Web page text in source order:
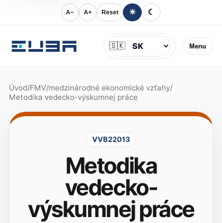
A− A+ Reset ☀ ☾
Menu
Jazyk
🇸🇰
Úvod/FMV/medzinárodné ekonomické vzťahy/
Metodika vedecko-výskumnej práce
VVB22013
Metodika
vedecko-
výskumnej práce